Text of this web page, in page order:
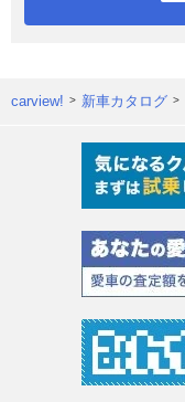
carview! 新車カタログ